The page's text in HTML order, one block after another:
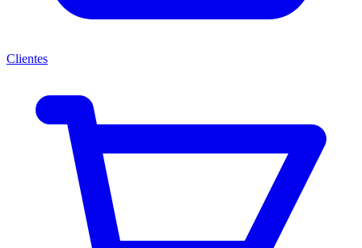
Clientes